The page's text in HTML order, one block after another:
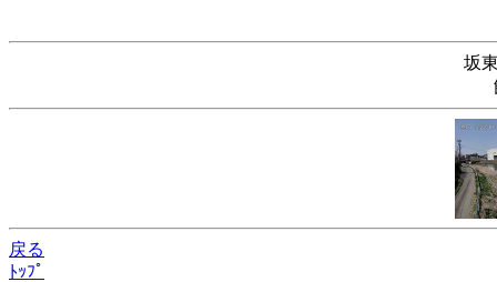
坂
戻る
ﾄｯﾌﾟ